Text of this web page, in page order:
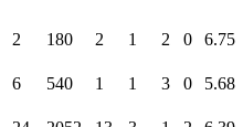
2 180 2 1 2 0 6.75
6 540 1 1 3 0 5.68